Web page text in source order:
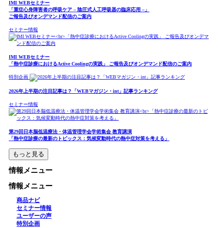
IMI WEBセミナー
「重症心身障害者の呼吸ケア – 陰圧式人工呼吸器の臨床応用 –」
ご報告及びオンデマンド配信のご案内
セミナー情報
IMI WEBセミナー
「熱中症診療におけるActive Coolingの実践」 ご報告及びオンデマンド配信のご案内
特別企画
2026年上半期の注目記事は？「WEBマガジン・int」記事ランキング
セミナー情報
第29回日本脳低温療法・体温管理学会学術集会 教育講演
「熱中症診療の最新のトピックス：気候変動時代の熱中症対策を考える」
もっと見る
情報メニュー
情報メニュー
商品ナビ
セミナー情報
ユーザーの声
特別企画